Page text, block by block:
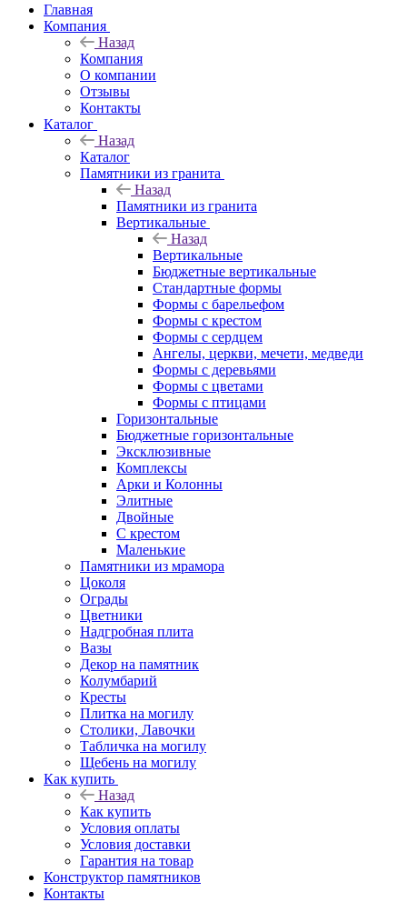
Главная
Компания
Назад
Компания
О компании
Отзывы
Контакты
Каталог
Назад
Каталог
Памятники из гранита
Назад
Памятники из гранита
Вертикальные
Назад
Вертикальные
Бюджетные вертикальные
Стандартные формы
Формы с барельефом
Формы с крестом
Формы с сердцем
Ангелы, церкви, мечети, медведи
Формы с деревьями
Формы с цветами
Формы с птицами
Горизонтальные
Бюджетные горизонтальные
Эксклюзивные
Комплексы
Арки и Колонны
Элитные
Двойные
С крестом
Маленькие
Памятники из мрамора
Цоколя
Ограды
Цветники
Надгробная плита
Вазы
Декор на памятник
Колумбарий
Кресты
Плитка на могилу
Столики, Лавочки
Табличка на могилу
Щебень на могилу
Как купить
Назад
Как купить
Условия оплаты
Условия доставки
Гарантия на товар
Конструктор памятников
Контакты